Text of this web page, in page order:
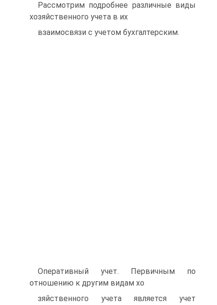
Рассмотрим подробнее различные виды
хозяйственного учета в их
взаимосвязи с учетом бухгалтерским.
Оперативный учет. Первичным по
отношению к другим видам хо
зяйственного учета является учет